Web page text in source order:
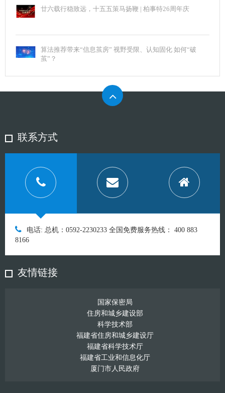
廿六载行稳致远，十五五策马扬鞭 | 柏事特26周年庆
算法推荐带来“信息茧房” 视野受限、认知固化 如何“破
茧”？
联系方式
电话: 总机：0592-2230233 全国免费服务热线： 400 883
8166
友情链接
国家保密局
住房和城乡建设部
科学技术部
福建省住房和城乡建设厅
福建省科学技术厅
福建省工业和信息化厅
厦门市人民政府